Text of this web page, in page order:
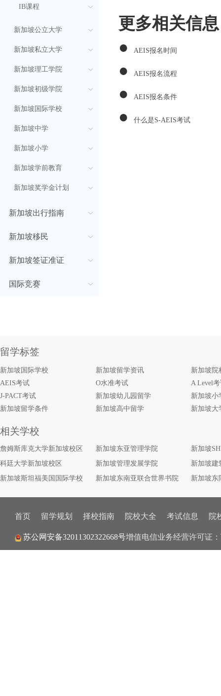
IB课程
新加坡公立大学
新加坡私立大学
新加坡理工学院
新加坡初级学院
新加坡国际学校
新加坡中学
新加坡小学
新加坡学前教育
新加坡奖学金计划
新加坡出行指南
新加坡移民
新加坡签证准证
国际竞赛
更多相关信息
● AEIS报名时间
● AEIS报名流程
● AEIS报名条件
● 什么是S-AEIS考试
留学标签
新加坡国际学校 新加坡留学资讯
新加坡院
AEIS考试
O水准考试
A Level
J-PACT考试
新加坡幼儿园留学
新加坡小
新加坡留学条件
新加坡高中留学 新加坡大
相关学校
詹姆斯库克大学新加坡校区 新加坡东亚管理学院
新加坡
科廷大学新加坡校区
新加坡管理发展学院
新加坡建
新加坡斯坦福美国国际学校
新加坡东南亚联合世界书院 新加坡东
首页 留学规划 择校指南 院校大全 考试信息 院
苏公网安备32011302322668号增值电信业务经营许可证：